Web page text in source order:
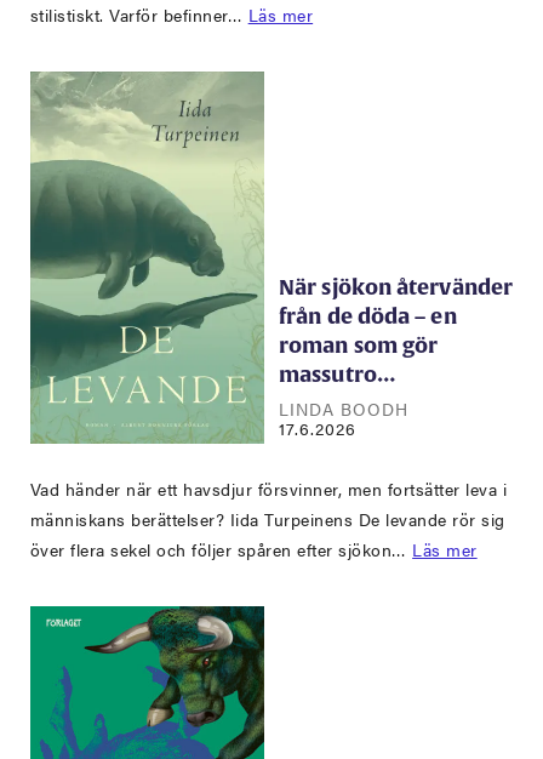
stilistiskt. Varför befinner… Läs mer
När sjökon återvänder
från de döda – en
roman som gör
massutro…
LINDA BOODH
17.6.2026
Vad händer när ett havsdjur försvinner, men fortsätter leva i
människans berättelser? Iida Turpeinens De levande rör sig
över flera sekel och följer spåren efter sjökon… Läs mer